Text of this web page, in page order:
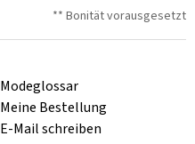
** Bonität vorausgesetzt
Modeglossar
Meine Bestellung
E-Mail schreiben